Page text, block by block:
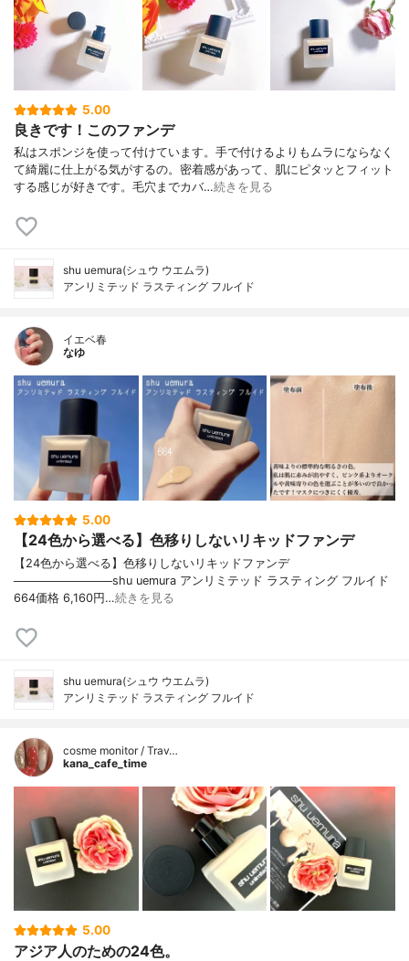
5.00
良きです！このファンデ
私はスポンジを使って付けています。手で付けるよりもムラにならなく
て綺麗に仕上がる気がするの。密着感があって、肌にピタッとフィット
する感じが好きです。毛穴までカバ…続きを見る
shu uemura(シュウ ウエムラ)
アンリミテッド ラスティング フルイド
イエベ春
なゆ
5.00
【24色から選べる】色移りしないリキッドファンデ
【24色から選べる】色移りしないリキッドファンデ
────────────shu uemura アンリミテッド ラスティング フルイド
664価格 6,160円…続きを見る
shu uemura(シュウ ウエムラ)
アンリミテッド ラスティング フルイド
cosme monitor / Trav…
kana_cafe_time
5.00
アジア人のための24色。